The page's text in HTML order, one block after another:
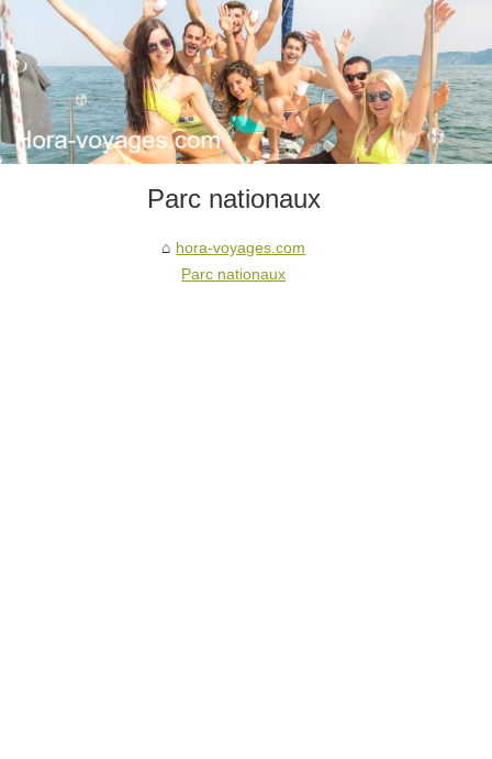
Parc nationaux
hora-voyages.com
Parc nationaux